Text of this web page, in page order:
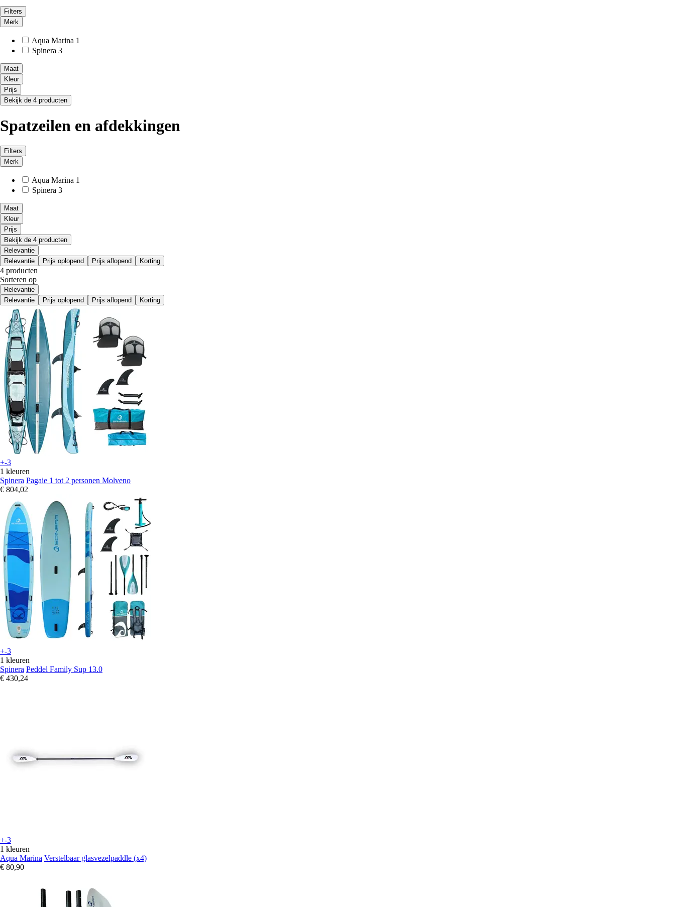
Filters
Merk
Aqua Marina 1
Spinera 3
Maat
Kleur
Prijs
Bekijk de 4 producten
Spatzeilen en afdekkingen
Filters
Merk
Aqua Marina 1
Spinera 3
Maat
Kleur
Prijs
Bekijk de 4 producten
Relevantie
Relevantie
Prijs oplopend Prijs aflopend Korting
4 producten
Sorteren op
Relevantie
Relevantie
Prijs oplopend Prijs aflopend Korting
+-3
1 kleuren
Spinera Pagaie 1 tot 2 personen Molveno
€ 804,02
+-3
1 kleuren
Spinera Peddel Family Sup 13.0
€ 430,24
+-3
1 kleuren
Aqua Marina Verstelbaar glasvezelpaddle (x4)
€ 80,90